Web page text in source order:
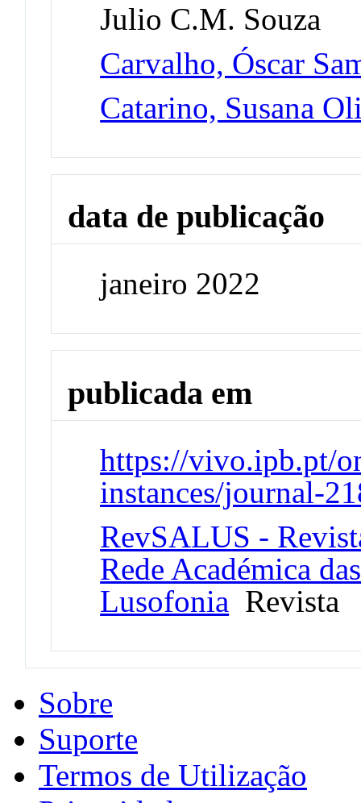
Julio C.M. Souza
Carvalho, Óscar
Catarino, Susana
data de publicação
janeiro 2022
publicada em
https://vivo.ipb.pt/
instances/journal-
RevSALUS -
Rede Académica
Lusofonia Revista
Sobre
Suporte
Termos de Utilização